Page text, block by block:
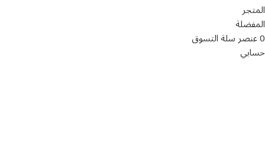
المتجر
المفضلة
0عنصرسلة التسوق
حسابي